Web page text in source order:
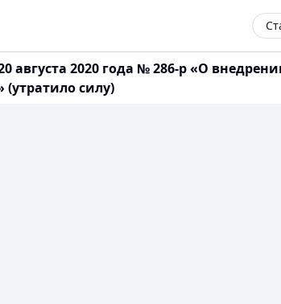
августа 2020 года № 286-р «О
силу)